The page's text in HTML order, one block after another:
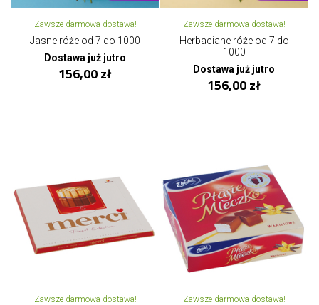
Zawsze darmowa dostawa!
Jasne róże od 7 do 1000
Dostawa już jutro
156,00 zł
Zawsze darmowa dostawa!
Herbaciane róże od 7 do
1000
Dostawa już jutro
156,00 zł
Zawsze darmowa dostawa! Zawsze darmowa dostawa!